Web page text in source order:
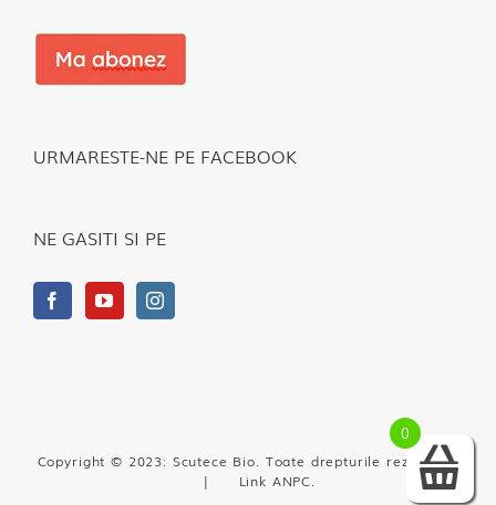
URMARESTE-NE PE FACEBOOK
NE GASITI SI PE
Copyright © 2023: Scutece Bio. Toate drepturile rezervate.
| Link ANPC.
0